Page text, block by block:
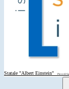
Statale "Albert Einstein"
Piove di